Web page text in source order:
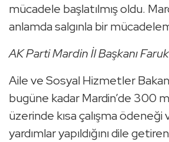
mücadele başlatılmış oldu.
anlamda salgınla bir
AK Parti Mardin İl Başkanı Faruk
Aile ve Sosyal Hizmetler
bugüne kadar Mardin’de 300
üzerinde kısa çalışma ödeneği
yardımlar yapıldığını dile